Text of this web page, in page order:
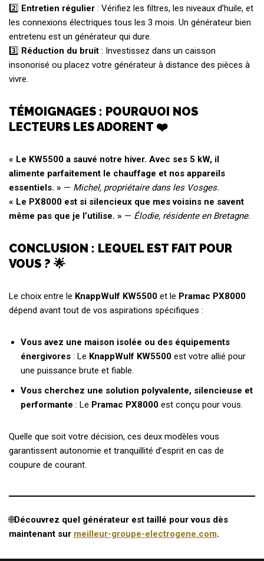
2️⃣ Entretien régulier : Vérifiez les filtres, les niveaux d’huile, et
les connexions électriques tous les 3 mois. Un générateur bien
entretenu est un générateur qui dure.
3️⃣ Réduction du bruit : Investissez dans un caisson
insonorisé ou placez votre générateur à distance des pièces à
vivre.
TÉMOIGNAGES : POURQUOI NOS
LECTEURS LES ADORENT ❤️
« Le KW5500 a sauvé notre hiver. Avec ses 5 kW, il
alimente parfaitement le chauffage et nos appareils
essentiels. » — Michel, propriétaire dans les Vosges.
« Le PX8000 est si silencieux que mes voisins ne savent
même pas que je l’utilise. » — Élodie, résidente en Bretagne.
CONCLUSION : LEQUEL EST FAIT POUR
VOUS ? 🌟
Le choix entre le KnappWulf KW5500 et le Pramac PX8000
dépend avant tout de vos aspirations spécifiques :
Vous avez une maison isolée ou des équipements
énergivores : Le KnappWulf KW5500 est votre allié pour
une puissance brute et fiable.
Vous cherchez une solution polyvalente, silencieuse et
performante : Le Pramac PX8000 est conçu pour vous.
Quelle que soit votre décision, ces deux modèles vous
garantissent autonomie et tranquillité d’esprit en cas de
coupure de courant.
🌐Découvrez quel générateur est taillé pour vous dès
maintenant sur meilleur-groupe-electrogene.com.